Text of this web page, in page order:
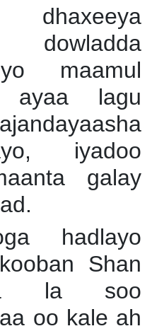
maamul
ayaa lagu
iyadoo
galay
hadlayo
Shan
la soo
oo kale ah